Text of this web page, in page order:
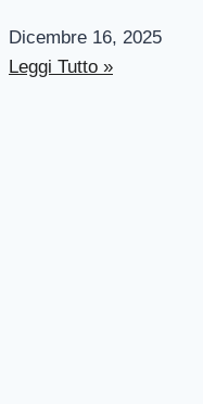
Dicembre 16, 2025
Leggi Tutto »